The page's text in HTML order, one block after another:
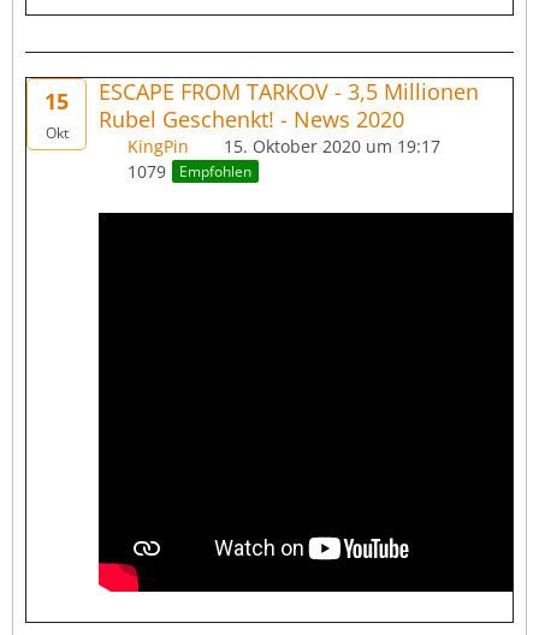
15
Okt
ESCAPE FROM TARKOV - 3,5 Millionen
Rubel Geschenkt! - News 2020
KingPin
15. Oktober 2020 um 19:17
1079
Empfohlen